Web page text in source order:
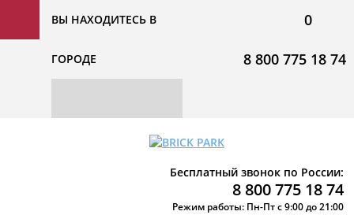
ВЫ НАХОДИТЕСЬ В
ГОРОДЕ
0
8 800 775 18 74
Бесплатный звонок по России:
8 800 775 18 74
Режим работы: Пн-Пт с 9:00 до 21:00